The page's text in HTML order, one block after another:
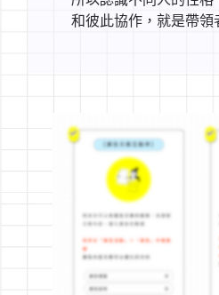
和彼此協作，就是帶領